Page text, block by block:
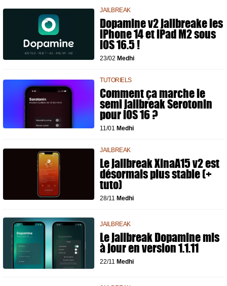
JAILBREAK
Dopamine v2 jailbreake les
iPhone 14 et iPad M2 sous
iOS 16.5 !
23/02 Medhi
TUTORIELS
Comment ça marche le
semi jailbreak Serotonin
pour iOS 16 ?
11/01 Medhi
JAILBREAK
Le jailbreak XinaA15 v2 est
désormais plus stable (+
tuto)
28/11 Medhi
JAILBREAK
Le jailbreak Dopamine mis
à jour en version 1.1.11
22/11 Medhi